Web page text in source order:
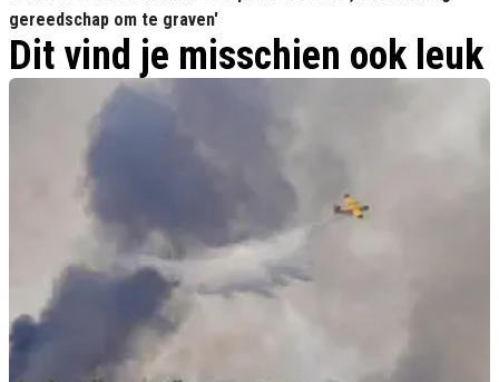
gereedschap om te graven'
Dit vind je misschien ook leuk